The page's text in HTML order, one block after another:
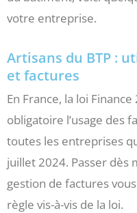
votre entreprise.
Artisans du BTP :
et factures
En France, la loi
obligatoire l’usage des
toutes les entreprises
juillet 2024. Passer dès
gestion de factures
règle vis-à-vis de la loi.